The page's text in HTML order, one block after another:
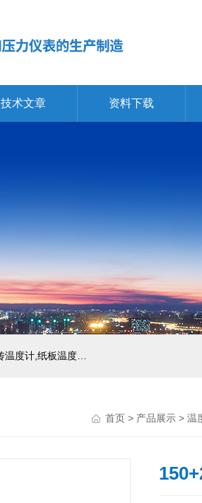
技术文章 资料下载
首页 > 产品展示 > 温